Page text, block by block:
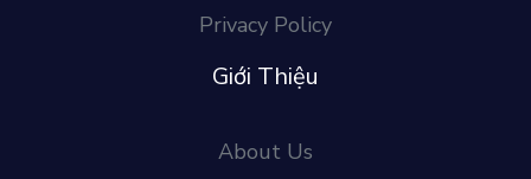
Privacy Policy
Giới Thiệu
About Us